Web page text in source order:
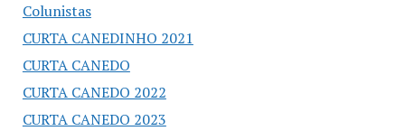
Colunistas
CURTA CANEDINHO 2021
CURTA CANEDO
CURTA CANEDO 2022
CURTA CANEDO 2023